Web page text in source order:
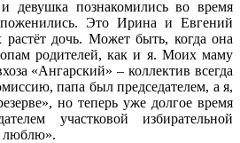
девушка познакомились во время
Это Ирина и Евгений
дочь. Может быть, когда она
родителей, как и я. Моих маму
«Ангарский» – коллектив всегда
папа был председателем, а я,
но теперь уже долгое время
участковой избирательной
люблю».